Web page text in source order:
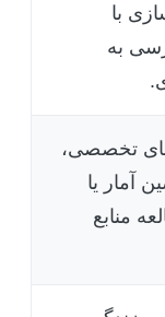
با
به
تخصصی،
آمار یا
منابع